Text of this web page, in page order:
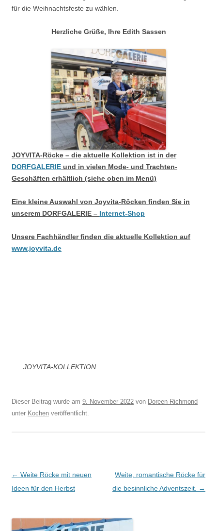
für die Weihnachtsfeste zu wählen.
Herzliche Grüße, Ihre Edith Sassen
JOYVITA-Röcke – die aktuelle Kollektion ist in der
DORFGALERIE und in vielen Mode- und Trachten-
Geschäften erhältlich (siehe oben im Menü)
Eine kleine Auswahl von Joyvita-Röcken finden Sie in
unserem DORFGALERIE – Internet-Shop
Unsere Fachhändler finden die aktuelle Kollektion auf
www.joyvita.de
JOYVITA-KOLLEKTION
Dieser Beitrag wurde am 9. November 2022 von Doreen Richmond
unter Kochen veröffentlicht.
Beitragsnavigation
← Weite Röcke mit neuen
Ideen für den Herbst
Weite, romantische Röcke für
die besinnliche Adventszeit. →